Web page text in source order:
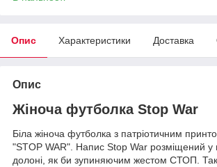
Опис Характеристики Доставка
Опис
Жіноча футболка Stop War
Біла жіноча футболка з патріотичним
"STOP WAR". Напис Stop War розміщений у
долоні, як би зупиняючим жестом СТОП.